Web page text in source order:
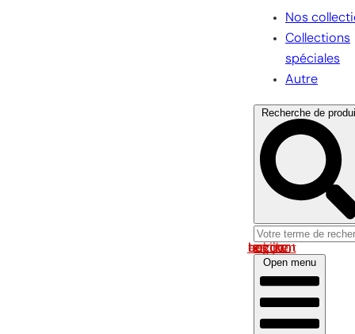
Nos
Collections
spéciales
Autre
Recherche de
Log in om uw account te bekijken
Open menu